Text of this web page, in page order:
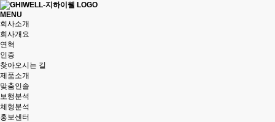
MENU
회사소개
회사개요
연혁
인증
찾아오시는 길
제품소개
맞춤인솔
보행분석
체형분석
홍보센터